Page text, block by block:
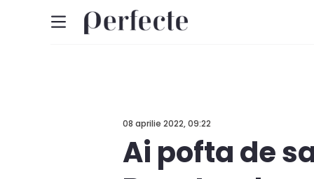
08 aprilie 2022, 09:22
Ai pofta de